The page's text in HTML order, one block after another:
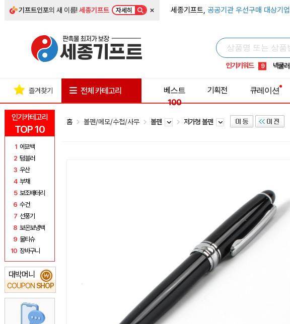
기프트인포의 새 이름!세종기프트 자세히 × 세종기프트, 공공기관 우선구매 대상기업
인기키워드
5 키캡
8 쿨토시
9 넥쿨러
1 선풍기
인기카테고리
TOP 10
1 에코백
2 텀블러
3 우산
4 부채
5 보조배터리
6 수건
7 선풍기
8 보온보냉백
9 물티슈
10 장바구니
대박머니
COUPON SHOP
₩
즐겨찾기 전체 카테고리
베스트
100
기획전 큐레이션
홈 볼펜/메모/수첩/사무 볼펜 저가형 볼펜